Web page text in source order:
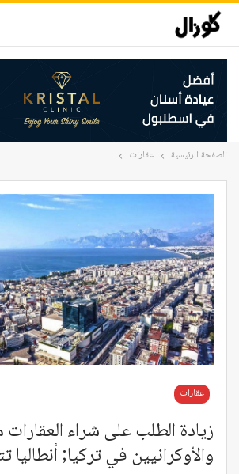
الصفحة الرئيسية عقارات
عقارات
زيادة الطلب على شراء
والأوكرانيين في تركيا; أنطاليا